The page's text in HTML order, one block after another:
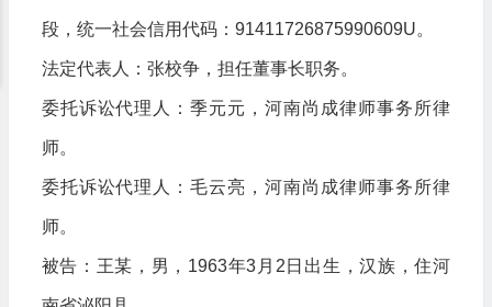
段，统一社会信用代码：91411726875990609U。
法定代表人：张校争，担任董事长职务。
委托诉讼代理人：季元元，河南尚成律师事务所律
师。
委托诉讼代理人：毛云亮，河南尚成律师事务所律
师。
被告：王某，男，1963年3月2日出生，汉族，住河